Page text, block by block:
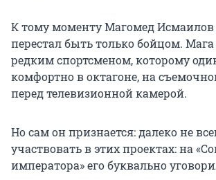
К тому моменту Магомед Исмаилов
перестал быть только бойцом. Мага
редким спортсменом, которому
комфортно в октагоне, на
перед телевизионной камерой.
Но сам он признается: далеко не
участвовать в этих проектах: на
императора» его буквально